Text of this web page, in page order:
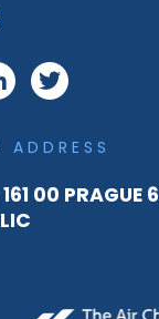
ADDRESS
00 PRAGUE 6